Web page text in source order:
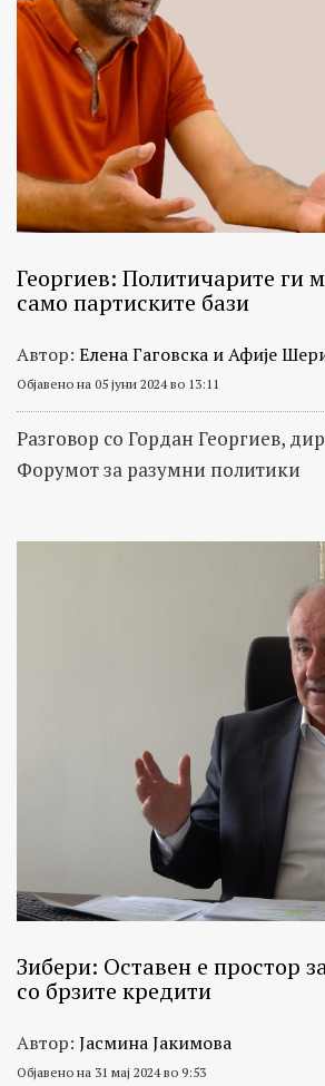
Георгиев: Политичарите ги
само партиските бази
Автор: Елена Гаговска и Афије
Објавено на 05 јуни 2024 во 13:11
Разговор со Гордан Георгиев,
Форумот за разумни политики
Зибери: Оставен е простор
со брзите кредити
Автор: Јасмина Јакимова
Објавено на 31 мај 2024 во 9:53